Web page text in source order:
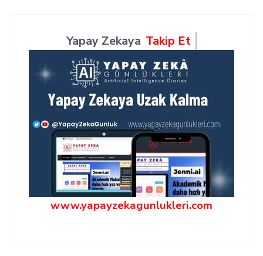
Yapay Zekaya Takip Et
www.yapayzekagunlukleri.com